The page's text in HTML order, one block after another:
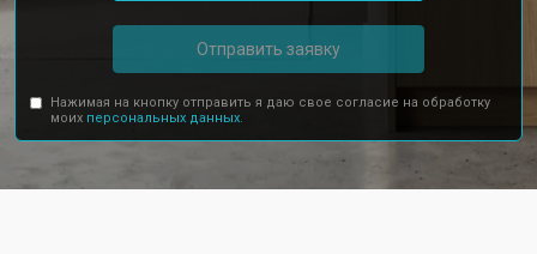
Отправить заявку
Нажимая на кнопку отправить я даю свое согласие на обработку
моих персональных данных.